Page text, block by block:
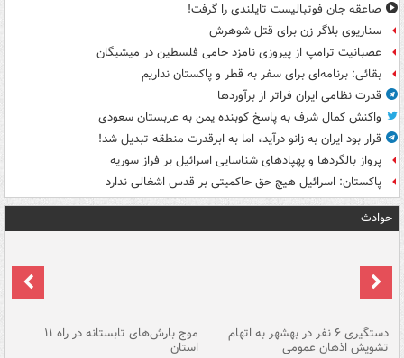
صاعقه جان فوتبالیست تایلندی را گرفت!
سناریوی بلاگر زن برای قتل شوهرش
عصبانیت ترامپ از پیروزی نامزد حامی فلسطین در میشیگان
بقائی: برنامه‌ای برای سفر به قطر و پاکستان نداریم
قدرت نظامی ایران فراتر از برآوردها
واکنش کمال شرف به پاسخ کوبنده یمن به عربستان سعودی
قرار بود ایران به زانو درآید، اما به ابرقدرت منطقه تبدیل شد!
پرواز بالگردها و پهپادهای شناسایی اسرائیل بر فراز سوریه
پاکستان: اسرائیل هیچ حق حاکمیتی بر قدس اشغالی ندارد
حوادث
دستگیری ۶ نفر در بهشهر به اتهام
تشویش اذهان عمومی
موج بارش‌های تابستانه در راه ۱۱
استان